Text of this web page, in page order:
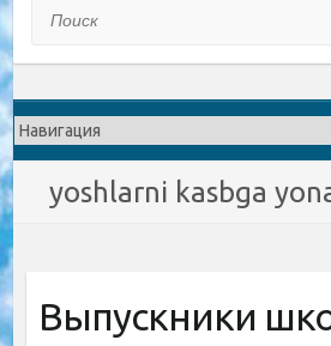
yoshlarni kasbga
Выпускники